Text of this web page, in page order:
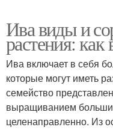
Ива виды и
растения: как
Ива включает в себя
которые могут иметь
семейство
выращиванием
целенаправленно. Из